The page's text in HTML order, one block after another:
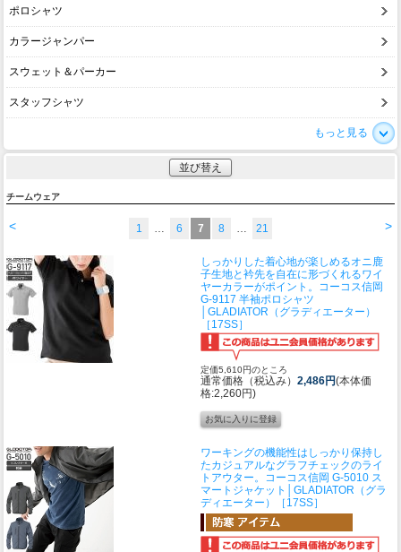
ポロシャツ
カラージャンパー
スウェット＆パーカー
スタッフシャツ
もっと見る
並び替え
チームウェア
< >
1 … 6 7 8 … 21
しっかりした着心地が楽しめるオニ鹿
子生地と衿先を自在に形づくれるワイ
ヤーカラーがポイント。 コーコス信岡
G-9117 半袖ポロシャツ
│GLADIATOR（グラディエーター）
［17SS］
定価5,610円のところ
通常価格（税込み） 2,486円(本体価
格:2,260円)
ワーキングの機能性はしっかり保持し
たカジュアルなグラフチェックのライ
トアウター。 コーコス信岡 G-5010 ス
マートジャケット│GLADIATOR（グラ
ディエーター）［17SS］